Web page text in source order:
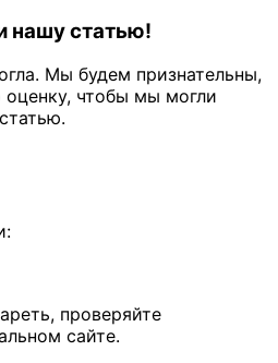
нашу статью!
Мы будем признательны,
чтобы мы могли
проверяйте
сайте.